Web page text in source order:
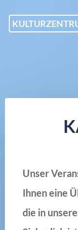
Unser
Ihnen eine
die in